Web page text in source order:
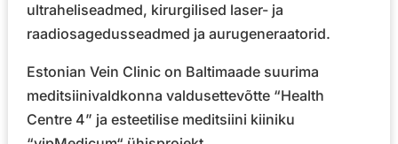
ultraheliseadmed, kirurgilised laser- ja
raadiosagedusseadmed ja aurugeneraatorid.
Estonian Vein Clinic on Baltimaade suurima
meditsiinivaldkonna valdusettevõtte “Health
Centre 4” ja esteetilise meditsiini kiiniku